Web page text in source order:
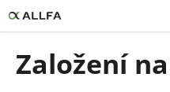
na
obsah
Založení
K
o